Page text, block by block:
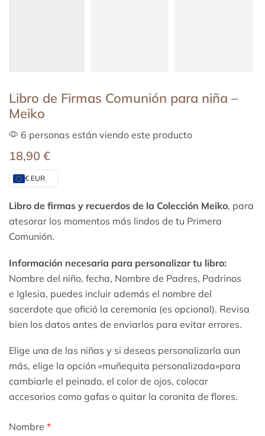
Libro de Firmas Comunión para niña –
Meiko
6 personas están viendo este producto
18,90 €
€ EUR
Libro de firmas y recuerdos de la Colección Meiko, para
atesorar los momentos más lindos de tu Primera
Comunión.
Información necesaria para personalizar tu libro:
Nombre del niño, fecha, Nombre de Padres, Padrinos
e Iglesia, puedes incluir además el nombre del
sacerdote que ofició la ceremonia (es opcional). Revisa
bien los datos antes de enviarlos para evitar errores.
Elige una de las niñas y si deseas personalizarla aun
más, elige la opción «muñequita personalizada»para
cambiarle el peinado, el color de ojos, colocar
accesorios como gafas o quitar la coronita de flores.
Nombre *